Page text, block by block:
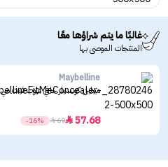
غالبًا ما يتم شراؤها معًا
المنتجات الموصى بها
Maybelline
ميبلين كونسيلر خافي عيوب فيت مي
57.68

69

-16%